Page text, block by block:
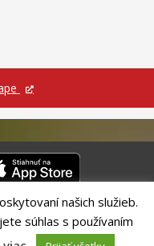
– MVI Technology sk,
našich služieb.
súhlas s používaním